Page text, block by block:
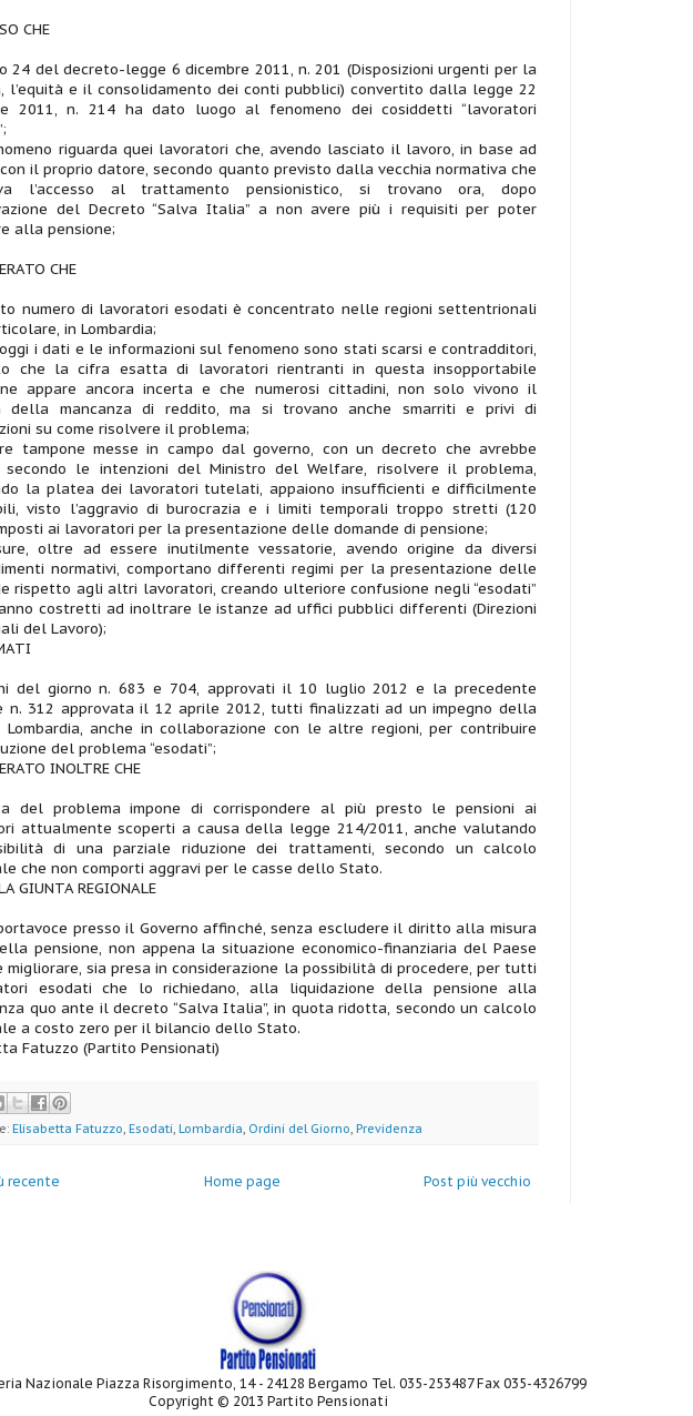
CHE
24 del decreto-legge 6 dicembre 2011, n. 201 (Disposizioni urgenti per la
l’equità e il consolidamento dei conti pubblici) convertito dalla legge 22
2011, n. 214 ha dato luogo al fenomeno dei cosiddetti “lavoratori
riguarda quei lavoratori che, avendo lasciato il lavoro, in base ad
il proprio datore, secondo quanto previsto dalla vecchia normativa che
l’accesso al trattamento pensionistico, si trovano ora, dopo
del Decreto “Salva Italia” a non avere più i requisiti per poter
alla pensione;
CHE
numero di lavoratori esodati è concentrato nelle regioni settentrionali
in Lombardia;
i dati e le informazioni sul fenomeno sono stati scarsi e contradditori,
che la cifra esatta di lavoratori rientranti in questa insopportabile
appare ancora incerta e che numerosi cittadini, non solo vivono il
della mancanza di reddito, ma si trovano anche smarriti e privi di
su come risolvere il problema;
tampone messe in campo dal governo, con un decreto che avrebbe
secondo le intenzioni del Ministro del Welfare, risolvere il problema,
la platea dei lavoratori tutelati, appaiono insufficienti e difficilmente
visto l’aggravio di burocrazia e i limiti temporali troppo stretti (120
ai lavoratori per la presentazione delle domande di pensione;
oltre ad essere inutilmente vessatorie, avendo origine da diversi
normativi, comportano differenti regimi per la presentazione delle
rispetto agli altri lavoratori, creando ulteriore confusione negli “esodati”
costretti ad inoltrare le istanze ad uffici pubblici differenti (Direzioni
del Lavoro);
del giorno n. 683 e 704, approvati il 10 luglio 2012 e la precedente
n. 312 approvata il 12 aprile 2012, tutti finalizzati ad un impegno della
Lombardia, anche in collaborazione con le altre regioni, per contribuire
del problema “esodati”;
INOLTRE CHE
del problema impone di corrispondere al più presto le pensioni ai
attualmente scoperti a causa della legge 214/2011, anche valutando
di una parziale riduzione dei trattamenti, secondo un calcolo
che non comporti aggravi per le casse dello Stato.
GIUNTA REGIONALE
presso il Governo affinché, senza escludere il diritto alla misura
pensione, non appena la situazione economico-finanziaria del Paese
migliorare, sia presa in considerazione la possibilità di procedere, per tutti
esodati che lo richiedano, alla liquidazione della pensione alla
quo ante il decreto “Salva Italia”, in quota ridotta, secondo un calcolo
a costo zero per il bilancio dello Stato.
Fatuzzo (Partito Pensionati)
Elisabetta Fatuzzo, Esodati, Lombardia, Ordini del Giorno, Previdenza
recente Post più vecchio
Home page
Nazionale Piazza Risorgimento, 14 - 24128 Bergamo Tel. 035-253487 Fax 035-4326799
Copyright © 2013 Partito Pensionati